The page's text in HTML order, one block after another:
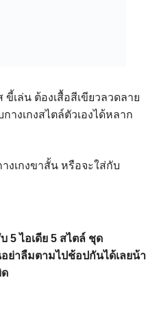
ล่น ต้องเสื้อสีเขียวลวดลาย
งเกงสไตล์ตัวเองได้หลาก
างเกงขาสั้น หรือจะใส่กับ
5 ไอเดีย 5 สไตล์ ชุด
ย่าลืมตามไปช้อปกันได้เลยน้า
ด